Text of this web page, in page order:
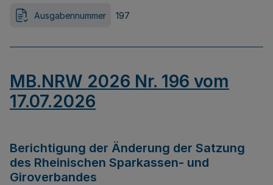
Ausgabennummer 197
MB.NRW 2026 Nr. 196 vom
17.07.2026
Berichtigung der Änderung der Satzung
des Rheinischen Sparkassen- und
Giroverbandes